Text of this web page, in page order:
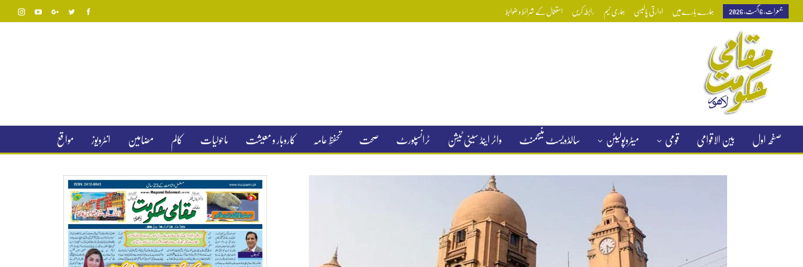
جمعرات, 6 اگست, 2026 ہمارے بارے میں ادارتی پالیسی ہماری ٹیم رابطہ کریں استعمال کے شرائط و ضوابط
صفحہ اول بین الاقوامی قومی میٹروپولیٹن سالڈویسٹ منیجمنٹ واٹر اینڈ سینی ٹیشن ٹرانسپورٹ صحت تحفظِ عامہ کاروبار و معیشت ماحولیات کالم مضامین انٹرویوز مواقع